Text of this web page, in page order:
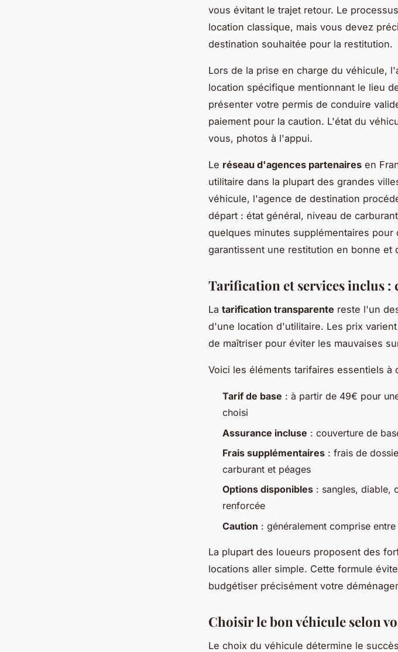
vous évitant le trajet retour. Le
location classique, mais vous devez
destination souhaitée pour la restitution.
Lors de la prise en charge du véhicule,
location spécifique mentionnant le lieu
présenter votre permis de conduire
paiement pour la caution. L'état du
vous, photos à l'appui.
Le réseau d'agences partenaires en
utilitaire dans la plupart des grandes
véhicule, l'agence de destination
départ : état général, niveau de
quelques minutes supplémentaires
garantissent une restitution en bonne et
Tarification et services inclus :
La tarification transparente reste l'un
d'une location d'utilitaire. Les prix
de maîtriser pour éviter les mauvaises
Voici les éléments tarifaires essentiels à
Tarif de base : à partir de 49€ pour
choisi
Assurance incluse : couverture de
Frais supplémentaires : frais de
carburant et péages
Options disponibles : sangles, diable,
renforcée
Caution : généralement comprise
La plupart des loueurs proposent des
locations aller simple. Cette formule
budgétiser précisément votre
Choisir le bon véhicule selon
Le choix du véhicule détermine le